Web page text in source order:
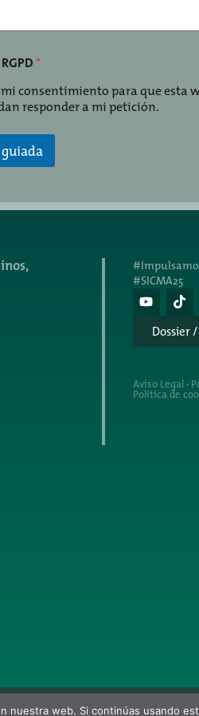
*
consentimiento para que esta
responder a mi petición.
#SICMA25
Dossier
Aviso Legal·
Política de
nuestra web. Si continúas usando